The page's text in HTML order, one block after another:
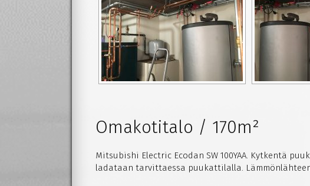
Omakotitalo / 170m²
Mitsubishi Electric Ecodan SW 100YAA. Kytkentä
ladataan tarvittaessa puukattilalla.